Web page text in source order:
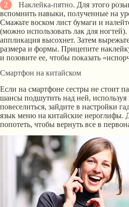
Наклейка-пятно. Для этого
вспомнить навыки, полученные на
Смажьте воском лист бумаги и
(можно использовать лак для
аппликация высохнет. Затем
размера и формы. Прицепите
и позовите ее, чтобы показать
Смартфон на китайском
Если на смартфоне сестры не стоит
шансы подшутить над ней, используя
повеселиться, зайдите в настройки
язык меню на китайские иероглифы.
попотеть, чтобы вернуть все в